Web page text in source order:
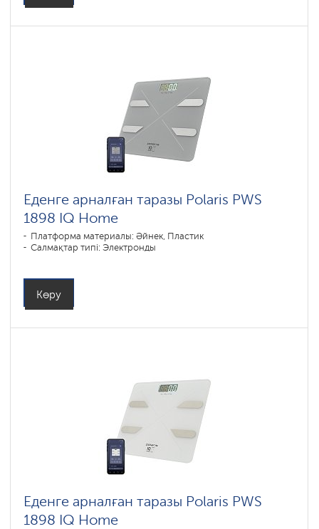
Еденге арналған таразы Polaris PWS
1898 IQ Home
Платформа материалы: Әйнек, Пластик
Салмақтар типі: Электронды
Көру
Еденге арналған таразы Polaris PWS
1898 IQ Home